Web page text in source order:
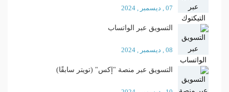
07 , ديسمبر , 2024
التسويق عبر الواتساب
08 , ديسمبر , 2024
التسويق عبر منصة "إكس" (تويتر سابقًا)